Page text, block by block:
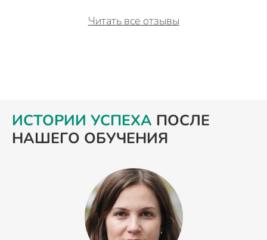
Читать все отзывы
ИСТОРИИ УСПЕХА ПОСЛЕ
НАШЕГО ОБУЧЕНИЯ